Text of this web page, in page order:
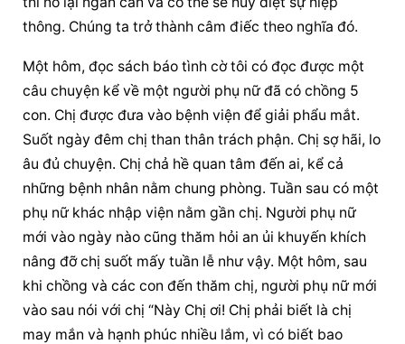
thông. Chúng ta trở thành câm điếc theo nghĩa đó.
Một hôm, đọc sách báo tình cờ tôi có đọc được một
câu chuyện kể về một người phụ nữ đã có chồng 5
con. Chị được đưa vào bệnh viện để giải phẩu mắt.
Suốt ngày đêm chị than thân trách phận. Chị sợ hãi, lo
âu đủ chuyện. Chị chả hề quan tâm đến ai, kể cả
những bệnh nhân nằm chung phòng. Tuần sau có một
phụ nữ khác nhập viện nằm gần chị. Người phụ nữ
mới vào ngày nào cũng thăm hỏi an ủi khuyến khích
nâng đỡ chị suốt mấy tuần lễ như vậy. Một hôm, sau
khi chồng và các con đến thăm chị, người phụ nữ mới
vào sau nói với chị “Này Chị ơi! Chị phải biết là chị
may mắn và hạnh phúc nhiều lắm, vì có biết bao